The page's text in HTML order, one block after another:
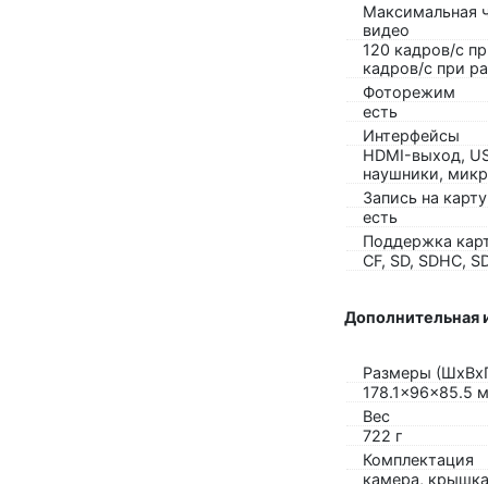
Максимальная
видео
120 кадров/с
кадров/с при
Фоторежим
есть
Интерфейсы
HDMI-выход,
наушники,
Запись на
есть
Поддержка
CF, SD, SDHC,
Дополнительная
Размеры
178.1x96x85.5
Вес
722 г
Комплектация
камера,